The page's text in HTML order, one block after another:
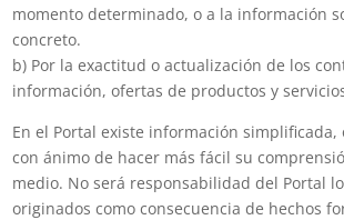
momento determinado, o a la información
concreto.
b) Por la exactitud o actualización de los
información, ofertas de productos y
En el Portal existe información simplificada,
con ánimo de hacer más fácil su
medio. No será responsabilidad del Portal
originados como consecuencia de hechos